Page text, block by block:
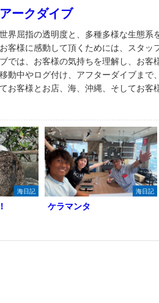
アークダイブ
世界屈指の透明度と、多種多様な生態系
お客様に感動して頂くためには、スタッ
ブでは、お客様の気持ちを理解し、お客
移動中やログ付け、アフターダイブまで
てお客様とお店、海、沖縄、そしてお客
海日記 海日記
ケラマンタ